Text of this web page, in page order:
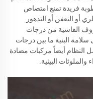
فريدة تمنع امتصاص
أو التعفن أو التدهور
القاسية من درجات
البنية ما بين درجات
النظام أيضاً مركبات مضادة
والملوثات البيئية.